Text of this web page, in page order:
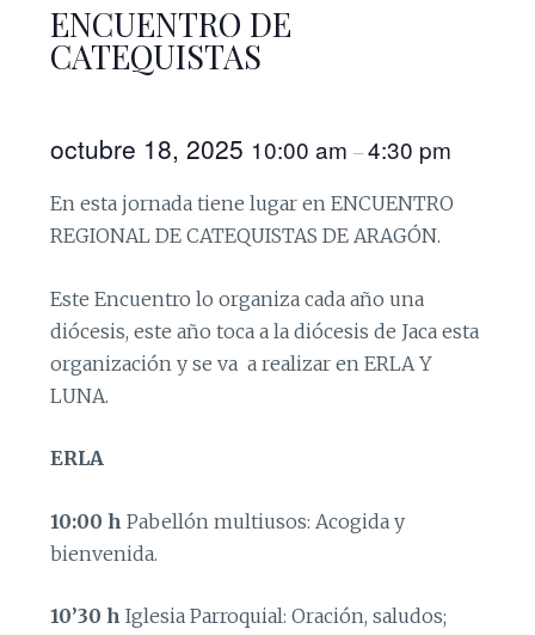
ENCUENTRO DE
CATEQUISTAS
octubre 18, 2025 10:00 am–4:30 pm
En esta jornada tiene lugar en ENCUENTRO
REGIONAL DE CATEQUISTAS DE ARAGÓN.
Este Encuentro lo organiza cada año una
diócesis, este año toca a la diócesis de Jaca esta
organización y se va a realizar en ERLA Y
LUNA.
ERLA
10:00 hPabellón multiusos: Acogida y
bienvenida.
10’30 hIglesia Parroquial: Oración, saludos;